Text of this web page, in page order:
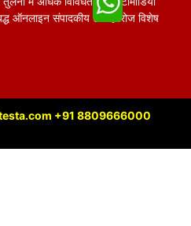
ऑनलाइन संपादकीय टीम हररोज विशेष
+91 8809666000